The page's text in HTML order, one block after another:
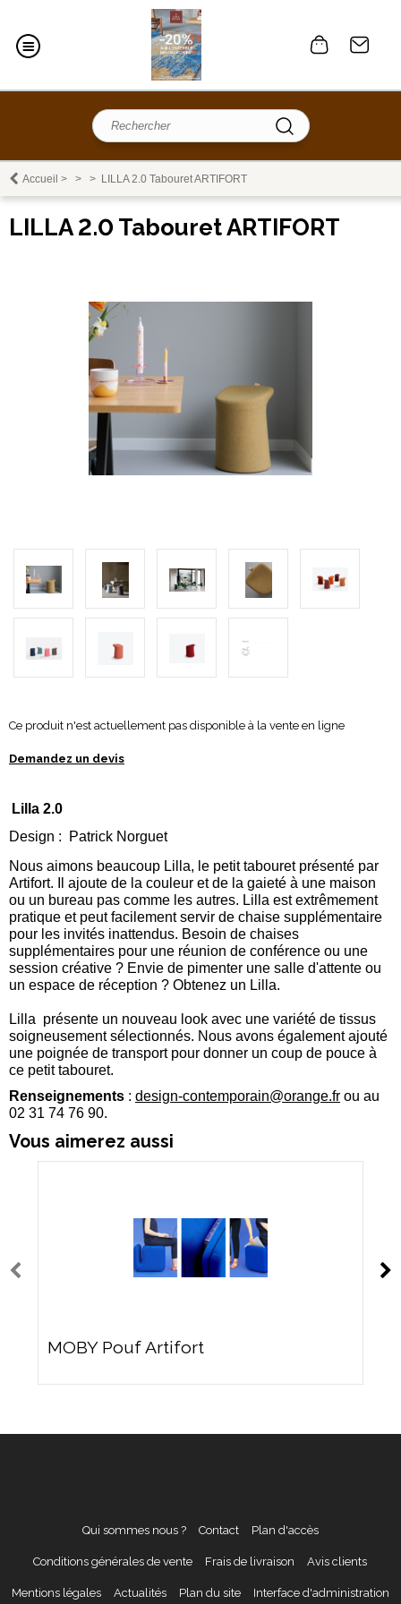
Accueil > > > LILLA 2.0 Tabouret ARTIFORT
LILLA 2.0 Tabouret ARTIFORT
Ce produit n'est actuellement pas disponible à la vente en ligne
Demandez un devis
Lilla 2.0
Design : Patrick Norguet
Nous aimons beaucoup Lilla, le petit tabouret présenté par
Artifort. Il ajoute de la couleur et de la gaieté à une maison
ou un bureau pas comme les autres. Lilla est extrêmement
pratique et peut facilement servir de chaise supplémentaire
pour les invités inattendus. Besoin de chaises
supplémentaires pour une réunion de conférence ou une
session créative ? Envie de pimenter une salle d'attente ou
un espace de réception ? Obtenez un Lilla.
Lilla présente un nouveau look avec une variété de tissus
soigneusement sélectionnés. Nous avons également ajouté
une poignée de transport pour donner un coup de pouce à
ce petit tabouret.
Renseignements : design-contemporain@orange.fr ou au
02 31 74 76 90.
Vous aimerez aussi
MOBY Pouf Artifort
Qui sommes nous ? Contact Plan d'accès
Conditions générales de vente Frais de livraison Avis clients
Mentions légales Actualités Plan du site Interface d'administration